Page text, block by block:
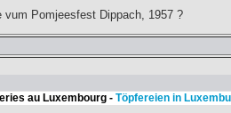
vum Pomjeesfest Dippach, 1957 ?
au Luxembourg - Töpfereien in